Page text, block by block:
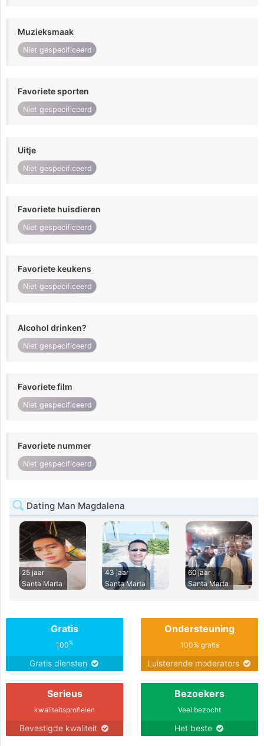
Muzieksmaak
Niet gespecificeerd
Favoriete sporten
Niet gespecificeerd
Uitje
Niet gespecificeerd
Favoriete huisdieren
Niet gespecificeerd
Favoriete keukens
Niet gespecificeerd
Alcohol drinken?
Niet gespecificeerd
Favoriete film
Niet gespecificeerd
Favoriete nummer
Niet gespecificeerd
Dating Man Magdalena
25 jaar
Santa Marta
43 jaar
Santa Marta
60 jaar
Santa Marta
Gratis
100%
Gratis diensten
Ondersteuning
100% gratis
Luisterende moderators
Serieus
kwaliteitsprofielen
Bevestigde kwaliteit
Bezoekers
Veel bezocht
Het beste